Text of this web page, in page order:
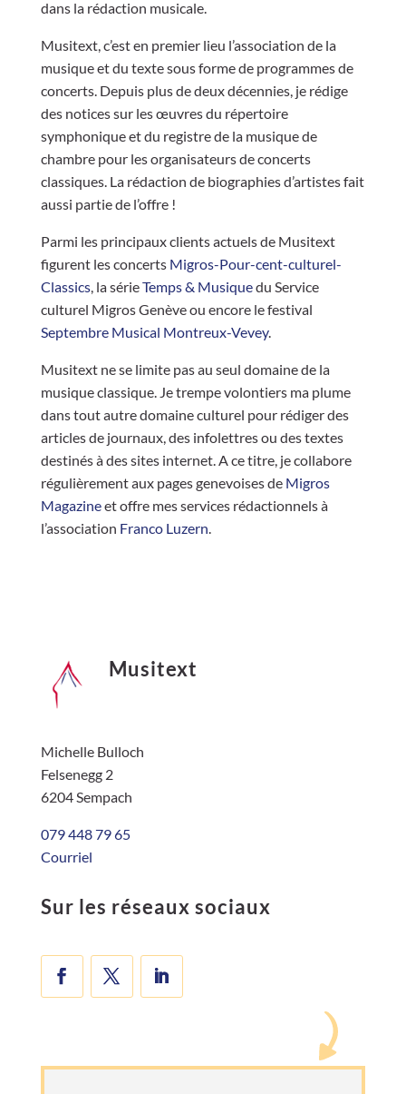
dans la rédaction musicale.
Musitext, c’est en premier lieu l’association de la
musique et du texte sous forme de programmes de
concerts. Depuis plus de deux décennies, je rédige
des notices sur les œuvres du répertoire
symphonique et du registre de la musique de
chambre pour les organisateurs de concerts
classiques. La rédaction de biographies d’artistes fait
aussi partie de l’offre !
Parmi les principaux clients actuels de Musitext
figurent les concerts Migros-Pour-cent-culturel-
Classics, la sérieTemps & Musiquedu Service
culturel Migros Genève ou encore le festival
Septembre Musical Montreux-Vevey.
Musitext ne se limite pas au seul domaine de la
musique classique. Je trempe volontiers ma plume
dans tout autre domaine culturel pour rédiger des
articles de journaux, des infolettres ou des textes
destinés à des sites internet. A ce titre, je collabore
régulièrement aux pages genevoises de Migros
Magazineet offre mes services rédactionnels à
l’association Franco Luzern
Musitext
Michelle Bulloch
Felsenegg 2
6204 Sempach
079 448 79 65
Courriel
Sur les réseaux sociaux